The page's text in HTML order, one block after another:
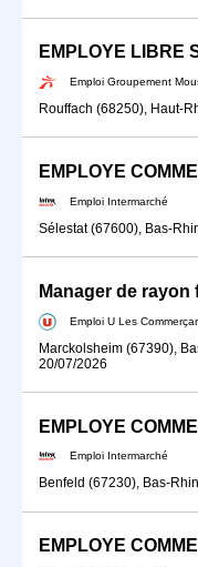
EMPLOYE LIBRE
Emploi Groupement
Rouffach (68250), Haut-
Emploi Intermarché
Sélestat (67600), Bas-
Manager de
Emploi U Les
Marckolsheim (67390),
20/07/2026
Emploi Intermarché
Benfeld (67230), Bas-